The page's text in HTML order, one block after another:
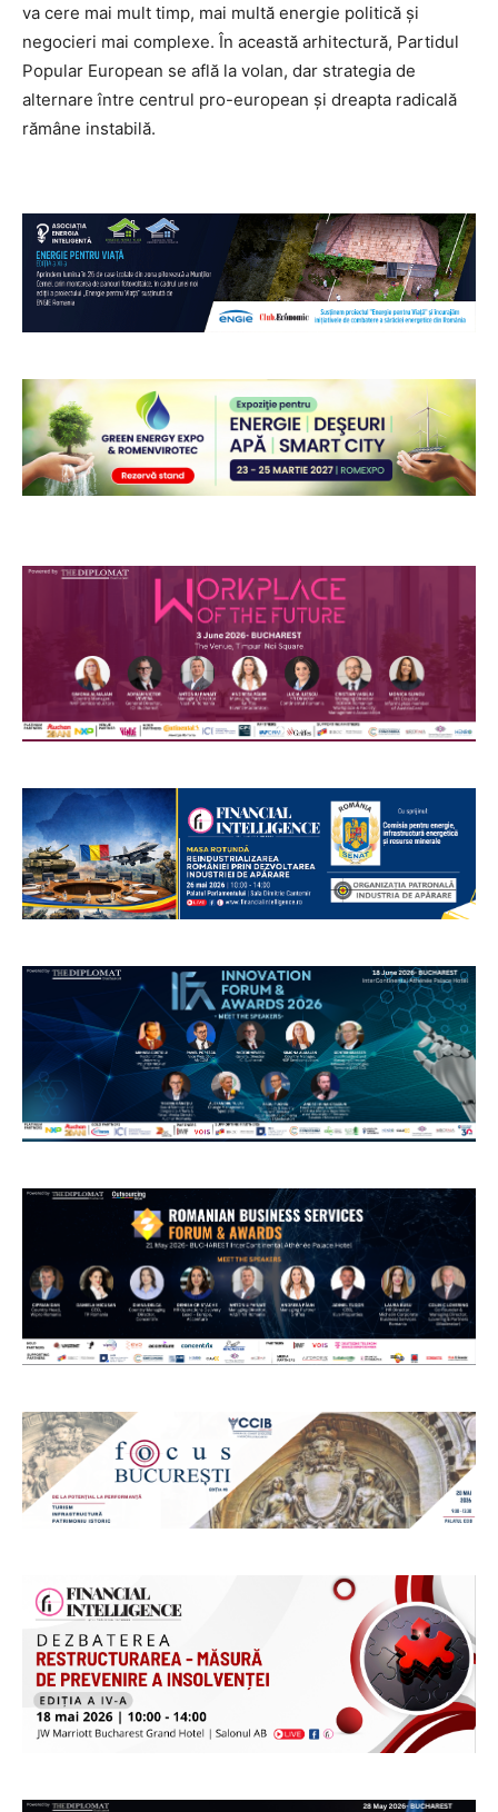
va cere mai mult timp, mai multă energie politică și
negocieri mai complexe. În această arhitectură, Partidul
Popular European se află la volan, dar strategia de
alternare între centrul pro-european și dreapta radicală
rămâne instabilă.